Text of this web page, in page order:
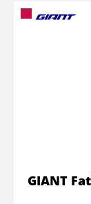
GIANT